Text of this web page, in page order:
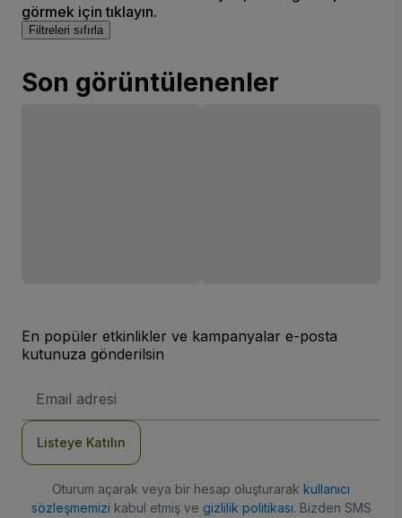
görmek için tıklayın.
Filtreleri sıfırla
Son görüntülenenler
En popüler etkinlikler ve kampanyalar e-posta
kutunuza gönderilsin
posta
Listeye Katılın
Oturum açarak veya bir hesap oluşturarak kullanıcı
sözleşmemizi kabul etmiş ve gizlilik politikası. Bizden SMS